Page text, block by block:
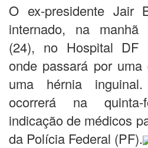
O ex-presidente Jair
internado, na manhã
(24), no Hospital DF
onde passará por
uma hérnia
ocorrerá na
indicação de médicos
da Polícia Federal (PF).